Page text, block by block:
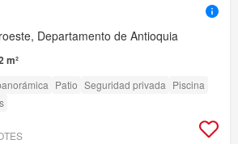
Departamento de Antioquia
m²
Patio Seguridad privada Piscina